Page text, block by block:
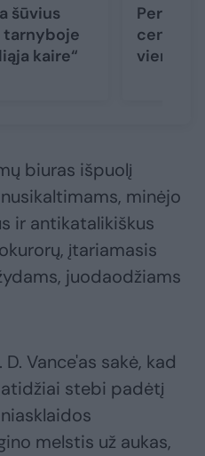
šūvius
tarnyboje
kaire“
Per
centre
vienas
biuras išpuolį
minėjo
ir antikatalikiškus
įtariamasis
juodaodžiams
Vance'as sakė, kad
stebi padėtį
melstis už aukas,